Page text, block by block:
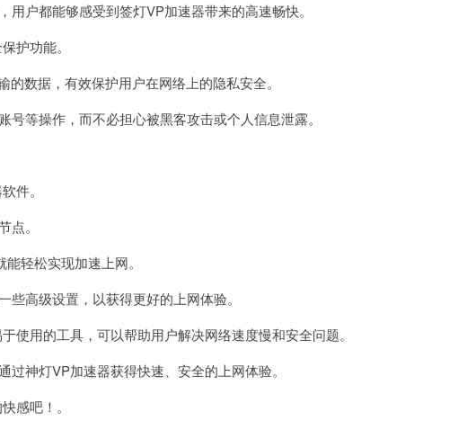
户都能够感受到签灯VP加速器带来的高速畅快。
护功能。
数据，有效保护用户在网络上的隐私安全。
等操作，而不必担心被黑客攻击或个人信息泄露。
件。
。
轻松实现加速上网。
高级设置，以获得更好的上网体验。
用的工具，可以帮助用户解决网络速度慢和安全问题。
神灯VP加速器获得快速、安全的上网体验。
感吧！。